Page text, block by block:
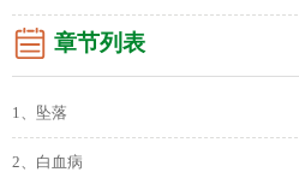
章节列表
1、坠落
2、白血病